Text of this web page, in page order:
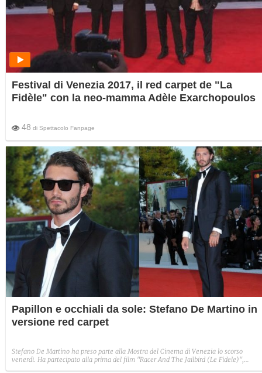
Festival di Venezia 2017, il red carpet de "La
Fidèle" con la neo-mamma Adèle Exarchopoulos
48 di Spettacolo Fanpage
Papillon e occhiali da sole: Stefano De Martino in
versione red carpet
Stefano De Martino ha preso parte alla Mostra del Cinema di Venezia lo scorso
venerdì. Ha partecipato alla prima del film "Racer And The Jailbird (Le Fidele)",